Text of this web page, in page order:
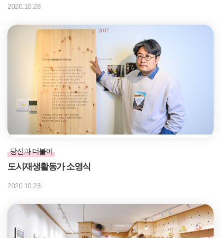
2020.10.28
당신과 더불어
도시재생활동가 소영식
2020.10.23